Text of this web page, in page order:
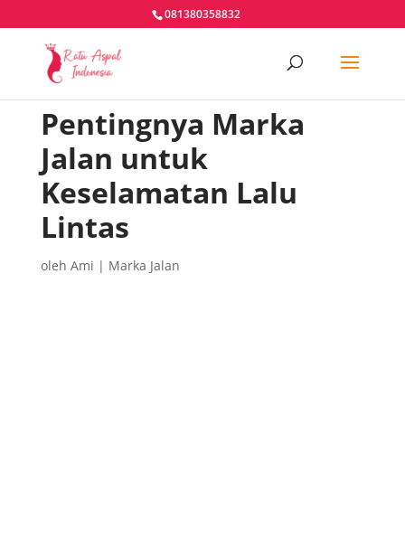
081380358832
Pentingnya Marka
Jalan untuk
Keselamatan Lalu
Lintas
oleh Ami | Marka Jalan